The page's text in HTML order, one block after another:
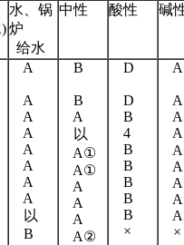
水、锅
炉
给水
中性 酸性 碱
A
A
A
A
A
A
A
A
以
B
B
B
A
以
A①
A①
A
A
A
A②
D
D
B
4
B
B
B
B
B
×
A
A
A
A
A
A
A
A
×